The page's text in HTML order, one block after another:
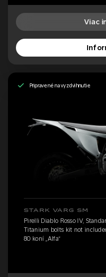
Viac
Pripravené na vyzdvihnutie
STARK VARG SM
Pirelli Diablo Rosso IV,
Titanium bolts kit not
80 koní „Alfa“